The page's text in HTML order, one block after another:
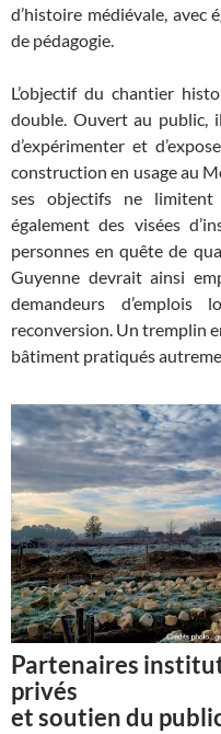
d’histoire médiévale, avec
de pédagogie.
L’objectif du chantier
double. Ouvert au public,
d’expérimenter et
construction en usage au
ses objectifs ne
également des visées
personnes en quête de
Guyenne devrait ainsi
demandeurs
reconversion. Un tremplin
bâtiment pratiqués
Partenaires
privés
et soutien du